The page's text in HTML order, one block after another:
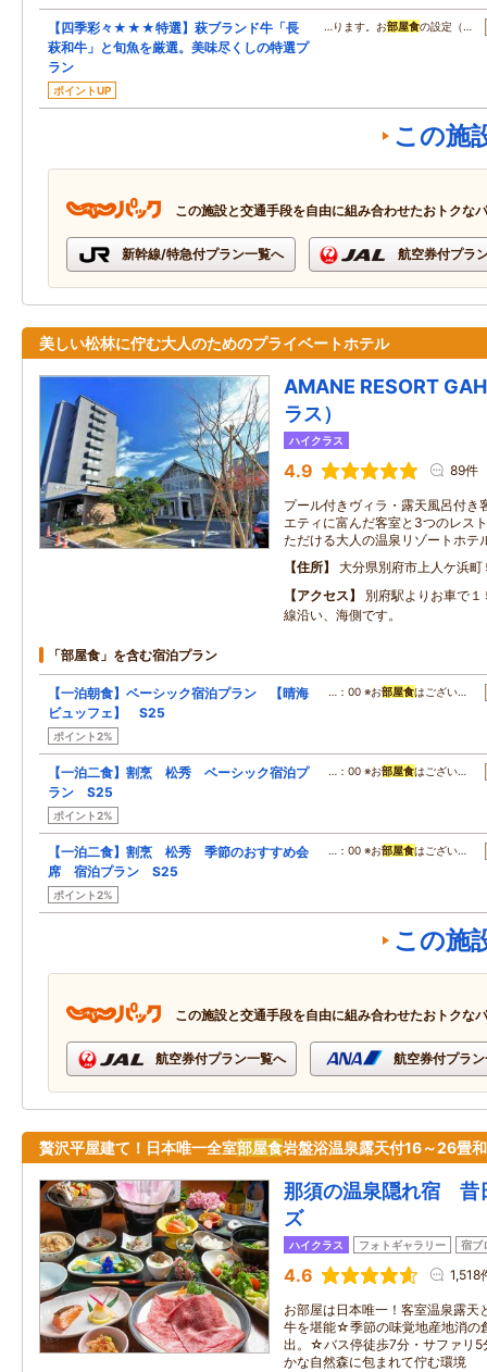
【四季彩々★★★特選】萩ブランド牛「長
萩和牛」と旬魚を厳選。美味尽くしの特選プ
ラン
ポイントUP
…ります。お部屋食の設定（…
この施
この施設と交通手段を自由に組み合わせたおトクな
新幹線/特急付プラン一覧へ 航空券付プラ
美しい松林に佇む大人のためのプライベートホテル
AMANE RESORT
ラス）
ハイクラス
4.9 89件
プール付きヴィラ・露天風呂付き
エティに富んだ客室と3つのレス
ただける大人の温泉リゾートホテ
住所
大分県別府市上人ケ浜町
アクセス
別府駅よりお車で
線沿い、海側です。
「部屋食」を含む宿泊プラン
【一泊朝食】ベーシック宿泊プラン 【晴海
ビュッフェ】 S25
ポイント2%
…：00 ※お部屋食はござい…
【一泊二食】割烹 松秀 ベーシック宿泊プ
ラン S25
ポイント2%
…：00 ※お部屋食はござい…
【一泊二食】割烹 松秀 季節のおすすめ会
席 宿泊プラン S25
ポイント2%
…：00 ※お部屋食はござい…
この施
この施設と交通手段を自由に組み合わせたおトクな
航空券付プラン一覧へ 航空券付プラ
贅沢平屋建て！日本唯一全室部屋食岩盤浴温泉露天付16～26畳
那須の温泉隠れ宿
ズ
ハイクラス フォトギャラリー 宿ブ
4.6 1,518
お部屋は日本唯一！客室温泉露
牛を堪能☆季節の味覚地産地消の
出。☆バス停徒歩7分・サファリ
かな自然森に包まれて佇む環境